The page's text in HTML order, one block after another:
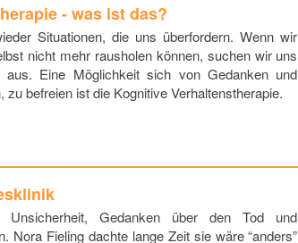
- was ist das?
Situationen, die uns überfordern. Wenn wir
nicht mehr rausholen können, suchen wir uns
aus. Eine Möglichkeit sich von Gedanken und
zu befreien ist die Kognitive Verhaltenstherapie.
Unsicherheit, Gedanken über den Tod und
Nora Fieling dachte lange Zeit sie wäre “anders”